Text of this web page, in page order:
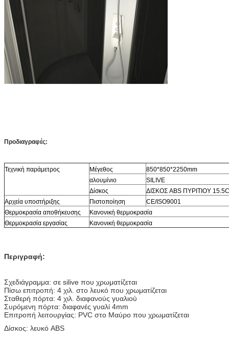
Προδιαγραφές:
Τεχνική παράμετρος Μέγεθος
850*850*2250mm
αλουμίνιο
SILIVE
Δίσκος
ΔΙΣΚΟΣ ABS ΠΥΡΙΤΙΟΥ
Αρχεία υποστήριξης
Πιστοποίηση
CE/ISO9001
Θερμοκρασία αποθήκευσης
Κανονική θερμοκρασία
Θερμοκρασία εργασίας
Κανονική θερμοκρασία
Περιγραφή:
Σχεδιάγραμμα: σε silive που χρωματίζεται
Πίσω επιτροπή: 4 χιλ. στο λευκό που χρωματίζεται
Σταθερή πόρτα: 4 χιλ. διαφανούς γυαλιού
Συρόμενη πόρτα: διαφανές γυαλί 4mm
Επιτροπή λειτουργίας: PVC στο Μαύρο που χρωματίζεται
Δίσκος: λευκό ABS